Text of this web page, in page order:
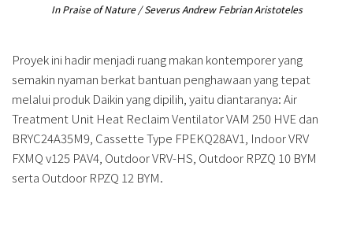
In Praise of Nature / Severus Andrew Febrian Aristoteles
Proyek ini hadir menjadi ruang makan kontemporer yang
semakin nyaman berkat bantuan penghawaan yang tepat
melalui produk Daikin yang dipilih, yaitu diantaranya: Air
Treatment Unit Heat Reclaim Ventilator VAM 250 HVE dan
BRYC24A35M9, Cassette Type FPEKQ28AV1, Indoor VRV
FXMQ v125 PAV4, Outdoor VRV-HS, Outdoor RPZQ 10 BYM
serta Outdoor RPZQ 12 BYM.